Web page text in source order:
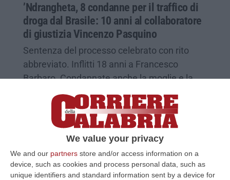
We value your privacy
We and our partners store and/or access information on a
device, such as cookies and process personal data, such as
unique identifiers and standard information sent by a device for
’Ndrangheta, 8 condanne per il traffico di
droga dal Brasile: 10 anni al collaboratore
di giustizia Vincenzo Pasquino
Sentenza del processo celebrato con rito
abbreviato. Inflitti 18 anni a Francesco
Barbaro. Condannate anche la moglie e la
figlia di Nicola Assisi
Pubblicato il: 10/03/26 – 18:00